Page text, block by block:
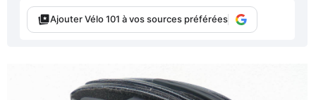
Ajouter Vélo 101 à vos sources préférées